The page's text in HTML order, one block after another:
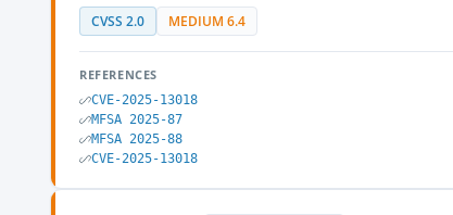
CVSS 2.0 MEDIUM 6.4
REFERENCES
CVE-2025-13018
MFSA 2025-87
MFSA 2025-88
CVE-2025-13018